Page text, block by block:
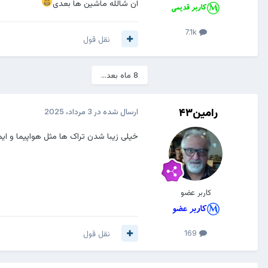
7.1k
ان شالله ماشین ها بعدی
نقل قول
8 ماه بعد...
رامین۴۳
کاربر عضو
ارسال شده در 3 مرداد، 2025
خیلی زیبا شدن تراک ها مثل هواپیما و
نقل قول